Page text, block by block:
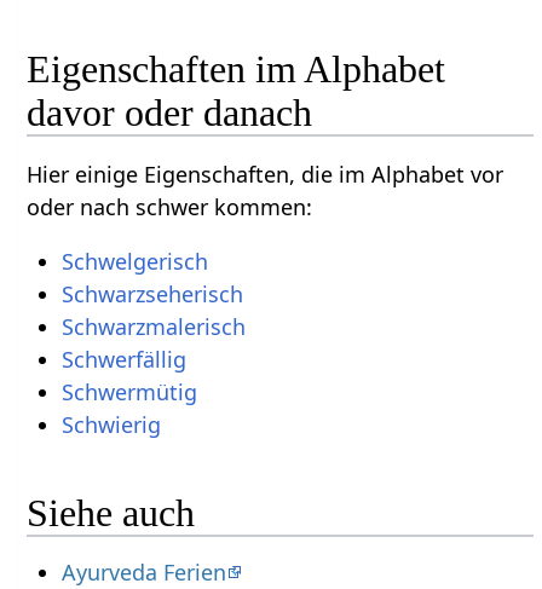
Eigenschaften im Alphabet
davor oder danach
Hier einige Eigenschaften, die im Alphabet vor
oder nach schwer kommen:
Schwelgerisch
Schwarzseherisch
Schwarzmalerisch
Schwerfällig
Schwermütig
Schwierig
Siehe auch
Ayurveda Ferien